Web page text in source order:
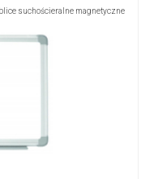
suchościeralne magnetyczne